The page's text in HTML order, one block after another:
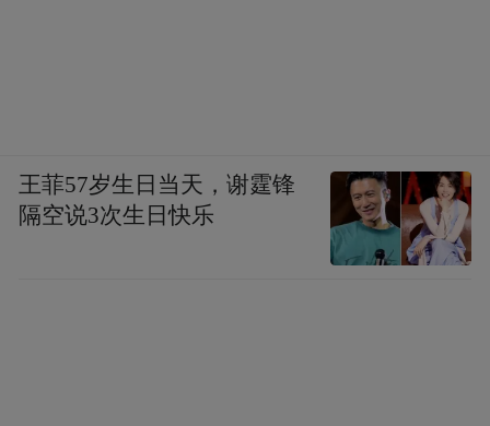
王菲57岁生日当天，谢霆锋
隔空说3次生日快乐